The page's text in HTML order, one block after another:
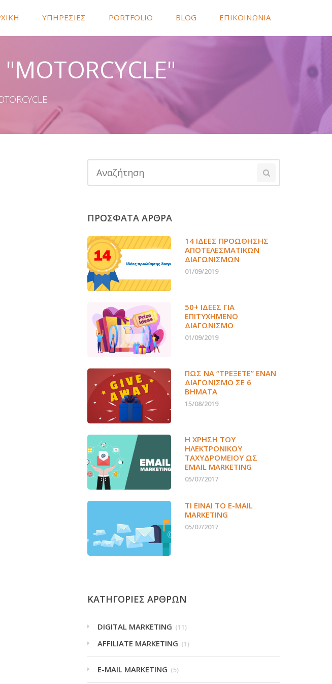
ΥΠΗΡΕΣΙΕΣ PORTFOLIO BLOG ΕΠΙΚΟΙΝΩΝΙΑ
ΠΡΟΣΦΑΤΑ ΑΡΘΡΑ
14 ΙΔΈΕΣ ΠΡΟΏΘΗΣΗΣ
ΑΠΟΤΕΛΕΣΜΑΤΙΚΏΝ
ΔΙΑΓΩΝΙΣΜΏΝ
01/09/2019
50+ ΙΔΕΕΣ ΓΙΑ
ΕΠΙΤΥΧΗΜΕΝΟ
ΔΙΑΓΩΝΙΣΜΟ
01/09/2019
ΠΏΣ ΝΑ “ΤΡΈΞΕΤΕ” ΈΝΑΝ
ΔΙΑΓΩΝΙΣΜΌ ΣΕ 6
ΒΉΜΑΤΑ
15/08/2019
Η ΧΡΉΣΗ ΤΟΥ
ΗΛΕΚΤΡΟΝΙΚΟΎ
ΤΑΧΥΔΡΟΜΕΊΟΥ ΩΣ
EMAIL MARKETING
05/07/2017
ΤΙ ΕΊΝΑΙ ΤΟ E-MAIL
MARKETING
05/07/2017
ΚΑΤΗΓΟΡΙΕΣ ΑΡΘΡΩΝ
DIGITAL MARKETING (11)
AFFILIATE MARKETING (1)
E-MAIL MARKETING (5)